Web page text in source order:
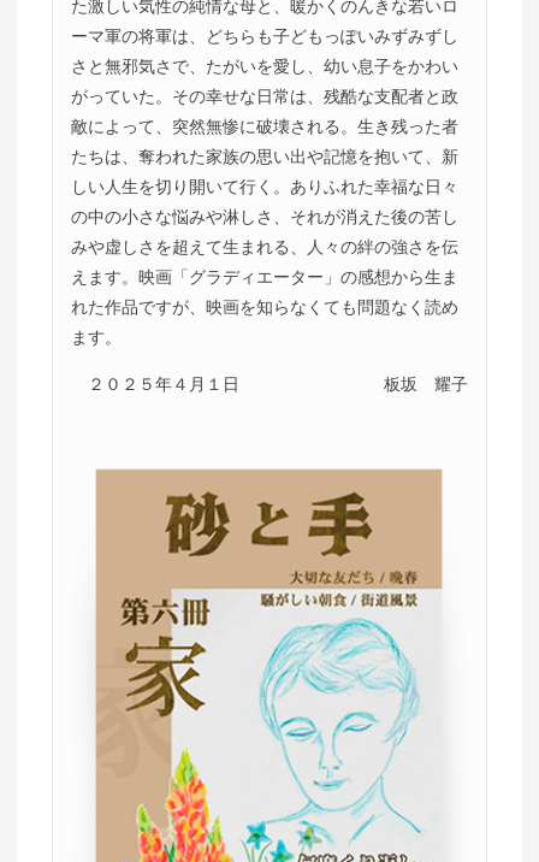
た激しい気性の純情な母と、暖かくのんきな若いロ
ーマ軍の将軍は、どちらも子どもっぽいみずみずし
さと無邪気さで、たがいを愛し、幼い息子をかわい
がっていた。その幸せな日常は、残酷な支配者と政
敵によって、突然無惨に破壊される。生き残った者
たちは、奪われた家族の思い出や記憶を抱いて、新
しい人生を切り開いて行く。ありふれた幸福な日々
の中の小さな悩みや淋しさ、それが消えた後の苦し
みや虚しさを超えて生まれる、人々の絆の強さを伝
えます。映画「グラディエーター」の感想から生ま
れた作品ですが、映画を知らなくても問題なく読め
ます。
２０２５年４月１日 板坂 耀子